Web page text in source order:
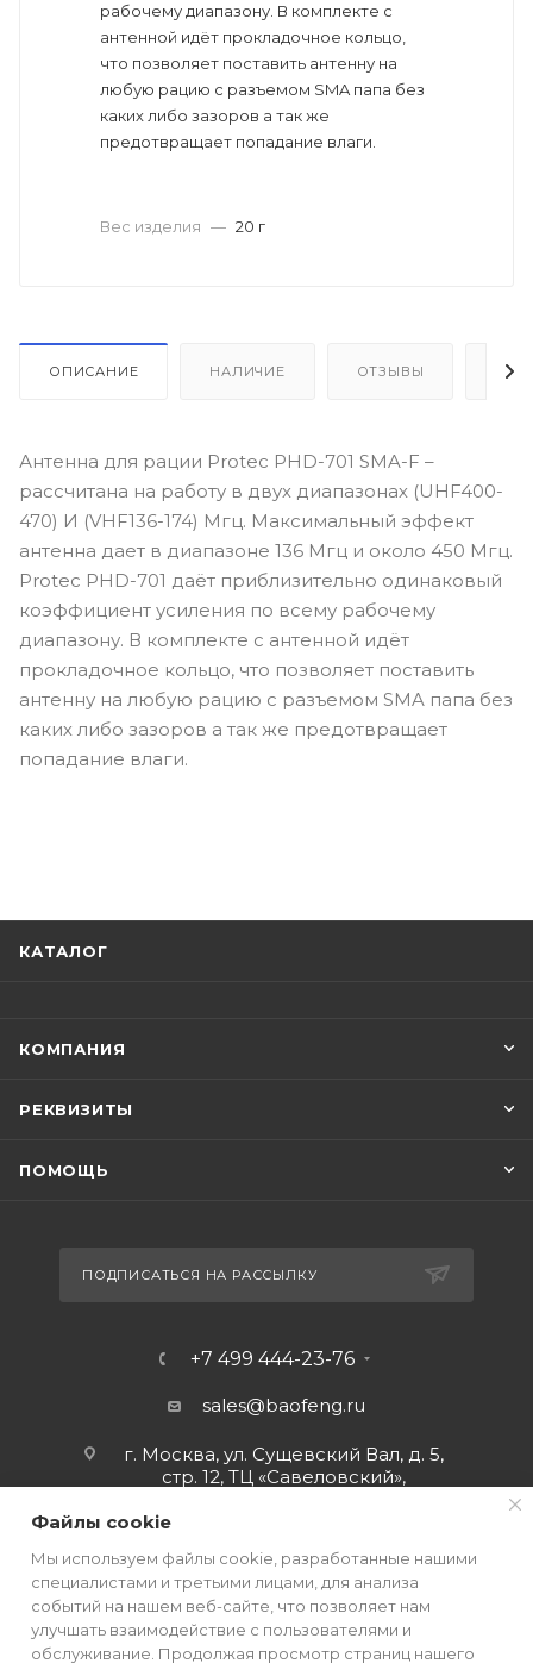
рабочему диапазону. В комплекте с
антенной идёт прокладочное кольцо,
что позволяет поставить антенну на
любую рацию с разъемом SMA папа без
каких либо зазоров а так же
предотвращает попадание влаги.
Вес изделия — 20 г
ОПИСАНИЕ НАЛИЧИЕ ОТЗЫВЫ
Антенна для рации Protec PHD-701 SMA-F –
рассчитана на работу в двух диапазонах (UHF400-
470) И (VHF136-174) Мгц. Максимальный эффект
антенна дает в диапазоне 136 Мгц и около 450 Мгц.
Protec PHD-701 даёт приблизительно одинаковый
коэффициент усиления по всему рабочему
диапазону. В комплекте с антенной идёт
прокладочное кольцо, что позволяет поставить
антенну на любую рацию с разъемом SMA папа без
каких либо зазоров а так же предотвращает
попадание влаги.
КАТАЛОГ
КОМПАНИЯ
РЕКВИЗИТЫ
ПОМОЩЬ
ПОДПИСАТЬСЯ НА РАССЫЛКУ
+7 499 444-23-76
sales@baofeng.ru
г. Москва, ул. Сущевский Вал, д. 5,
стр. 12, ТЦ «Савеловский»,
Файлы cookie
Мы используем файлы cookie, разработанные нашими
специалистами и третьими лицами, для анализа
событий на нашем веб-сайте, что позволяет нам
улучшать взаимодействие с пользователями и
обслуживание. Продолжая просмотр страниц нашего